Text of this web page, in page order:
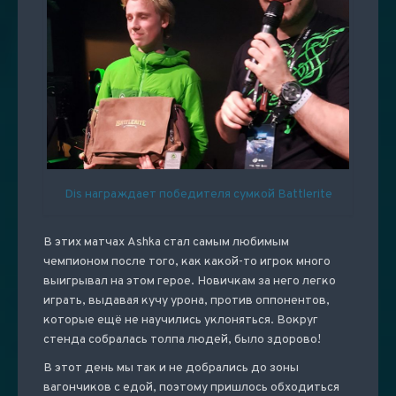
Dis награждает победителя сумкой Battlerite
В этих матчах Ashka стал самым любимым
чемпионом после того, как какой-то игрок много
выигрывал на этом герое. Новичкам за него легко
играть, выдавая кучу урона, против оппонентов,
которые ещё не научились уклоняться. Вокруг
стенда собралась толпа людей, было здорово!
В этот день мы так и не добрались до зоны
вагончиков с едой, поэтому пришлось обходиться